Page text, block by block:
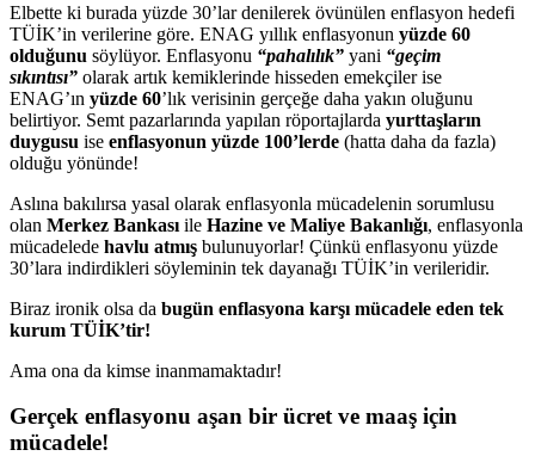
Elbette ki burada yüzde 30’lar denilerek övünülen enflasyon hedefi
TÜİK’in verilerine göre. ENAG yıllık enflasyonun yüzde 60
olduğunu söylüyor. Enflasyonu “pahalılık” yani “geçim
sıkıntısı” olarak artık kemiklerinde hisseden emekçiler ise
ENAG’ın yüzde 60’lık verisinin gerçeğe daha yakın oluğunu
belirtiyor. Semt pazarlarında yapılan röportajlarda yurttaşların
duygusu ise enflasyonun yüzde 100’lerde (hatta daha da fazla)
olduğu yönünde!
Aslına bakılırsa yasal olarak enflasyonla mücadelenin sorumlusu
olan Merkez Bankası ile Hazine ve Maliye Bakanlığı, enflasyonla
mücadelede havlu atmış bulunuyorlar! Çünkü enflasyonu yüzde
30’lara indirdikleri söyleminin tek dayanağı TÜİK’in verileridir.
Biraz ironik olsa da bugün enflasyona karşı mücadele eden tek
kurum TÜİK’tir!
Ama ona da kimse inanmamaktadır!
Gerçek enflasyonu aşan bir ücret ve maaş için
mücadele!